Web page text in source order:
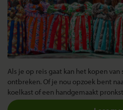
Als je op reis gaat kan het kopen
ontbreken. Of je nou opzoek bent
koelkast of een handgemaakt